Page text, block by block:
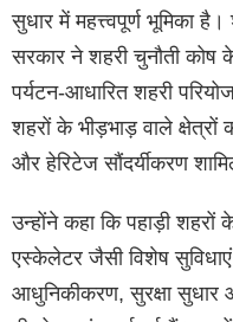
सुधार में महत्त्वपूर्ण भूमिका
सरकार ने शहरी चुनौती कोष
पर्यटन-आधारित शहरी
शहरों के भीड़भाड़ वाले क्षेत्रों
और हेरिटेज सौंदर्यीकरण
उन्होंने कहा कि पहाड़ी शहरों
एस्केलेटर जैसी विशेष सुविधाएं
आधुनिकीकरण, सुरक्षा सुधार